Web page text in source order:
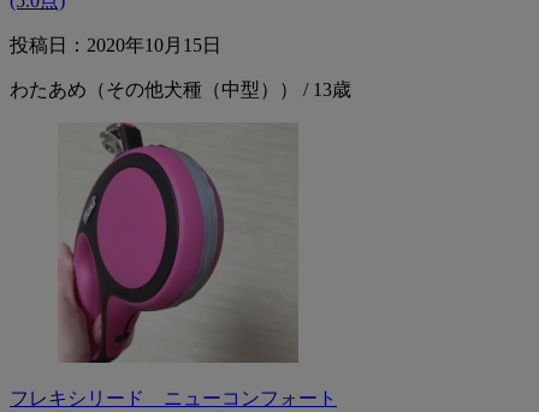
投稿日：2020年10月15日
わたあめ（その他犬種（中型）） / 13歳
フレキシリード ニューコンフォート